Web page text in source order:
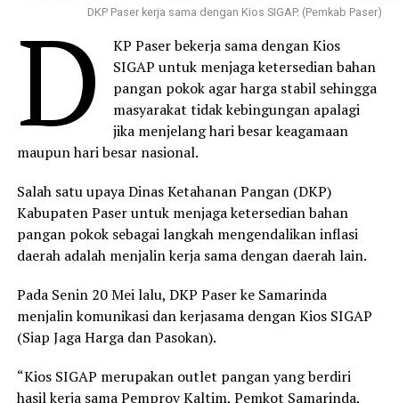
DKP Paser kerja sama dengan Kios SIGAP. (Pemkab Paser)
D
KP Paser bekerja sama dengan Kios
SIGAP untuk menjaga ketersedian bahan
pangan pokok agar harga stabil sehingga
masyarakat tidak kebingungan apalagi
jika menjelang hari besar keagamaan
maupun hari besar nasional.
Salah satu upaya Dinas Ketahanan Pangan (DKP)
Kabupaten Paser untuk menjaga ketersedian bahan
pangan pokok sebagai langkah mengendalikan inflasi
daerah adalah menjalin kerja sama dengan daerah lain.
Pada Senin 20 Mei lalu, DKP Paser ke Samarinda
menjalin komunikasi dan kerjasama dengan Kios SIGAP
(Siap Jaga Harga dan Pasokan).
“Kios SIGAP merupakan outlet pangan yang berdiri
hasil kerja sama Pemprov Kaltim, Pemkot Samarinda,